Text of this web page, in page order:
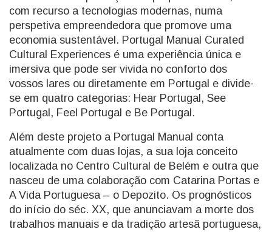
com recurso a tecnologias modernas, numa
perspetiva empreendedora que promove uma
economia sustentável. Portugal Manual Curated
Cultural Experiences é uma experiência única e
imersiva que pode ser vivida no conforto dos
vossos lares ou diretamente em Portugal e divide-
se em quatro categorias: Hear Portugal, See
Portugal, Feel Portugal e Be Portugal.
Além deste projeto a Portugal Manual conta
atualmente com duas lojas, a sua loja conceito
localizada no Centro Cultural de Belém e outra que
nasceu de uma colaboração com Catarina Portas e
A Vida Portuguesa – o Depozito. Os prognósticos
do início do séc. XX, que anunciavam a morte dos
trabalhos manuais e da tradição artesã portuguesa,